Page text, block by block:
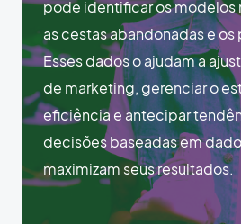
pode identificar os modelos
as cestas abandonadas e
Esses dados o ajudam a
de marketing, gerenciar o
eficiência e antecipar
decisões baseadas em
maximizam seus resultados.